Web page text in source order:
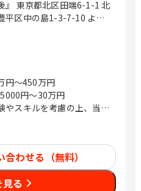
1-1 北
平区中の島1-3-7-10 よね
中村区竹橋町14-8 大阪
3-22-40 【仙台市宮
城県仙台市宮城野区名掛
号室 京都府京都
通錦小路下ル錦堀川町659
2E / 拠点に依る
円〜450万円
円〜30万円
やスキルを考慮の上、当社
円（月給+技能手当+諸手
動する場合あり
わせる（無料）
る